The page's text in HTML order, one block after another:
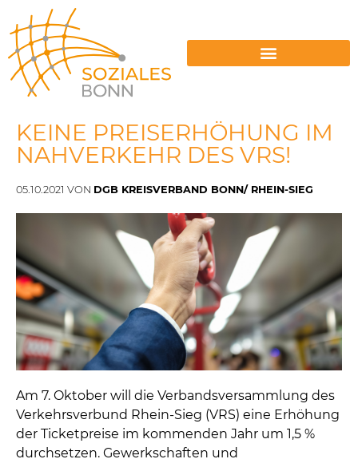
KEINE PREISERHÖHUNG IM
NAHVERKEHR DES VRS!
05.10.2021 VON DGB KREISVERBAND BONN/ RHEIN-SIEG
Am 7. Oktober will die Verbandsversammlung des
Verkehrsverbund Rhein-Sieg (VRS) eine Erhöhung
der Ticketpreise im kommenden Jahr um 1,5 %
durchsetzen. Gewerkschaften und